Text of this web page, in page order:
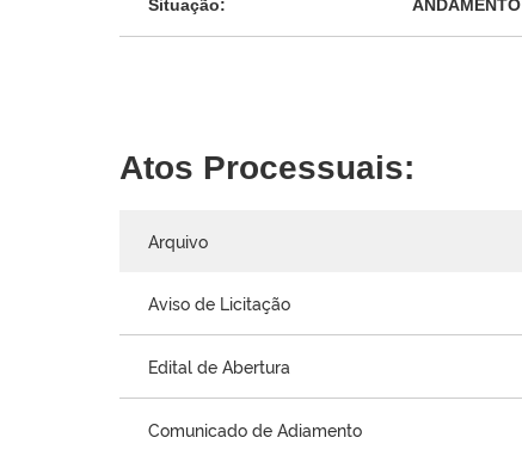
Situação: ANDAMENTO
Atos Processuais:
Arquivo
Aviso de Licitação
Edital de Abertura
Comunicado de Adiamento